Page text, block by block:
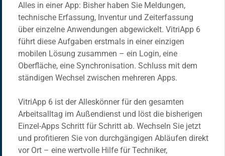
Alles in einer App: Bisher haben Sie Meldungen,
technische Erfassung, Inventur und Zeiterfassung
über einzelne Anwendungen abgewickelt. VitriApp 6
führt diese Aufgaben erstmals in einer einzigen
mobilen Lösung zusammen – ein Login, eine
Oberfläche, eine Synchronisation. Schluss mit dem
ständigen Wechsel zwischen mehreren Apps.
VitriApp 6 ist der Alleskönner für den gesamten
Arbeitsalltag im Außendienst und löst die bisherigen
Einzel-Apps Schritt für Schritt ab. Wechseln Sie jetzt
und profitieren Sie von durchgängigen Abläufen direkt
vor Ort – eine wertvolle Hilfe für Techniker,